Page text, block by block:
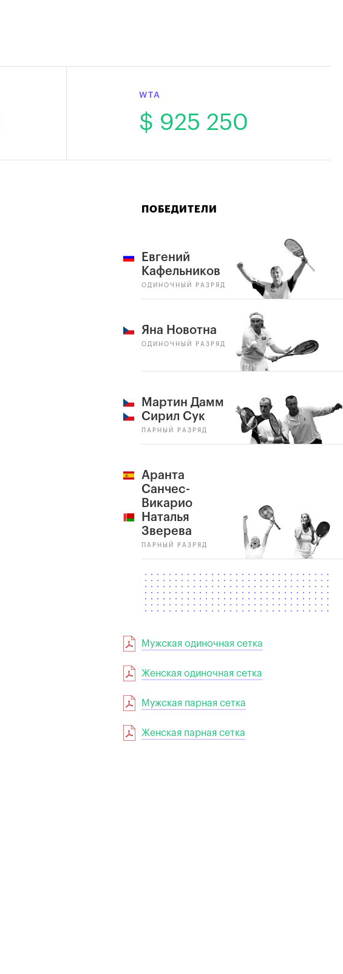
WTA
$ 925 250
ПОБЕДИТЕЛИ
Евгений
Кафельников
ОДИНОЧНЫЙ РАЗРЯД
Яна Новотна
ОДИНОЧНЫЙ РАЗРЯД
Мартин Дамм
Сирил Сук
ПАРНЫЙ РАЗРЯД
Аранта
Санчес-
Викарио
Наталья
Зверева
ПАРНЫЙ РАЗРЯД
Мужская одиночная сетка
Женская одиночная сетка
Мужская парная сетка
Женская парная сетка